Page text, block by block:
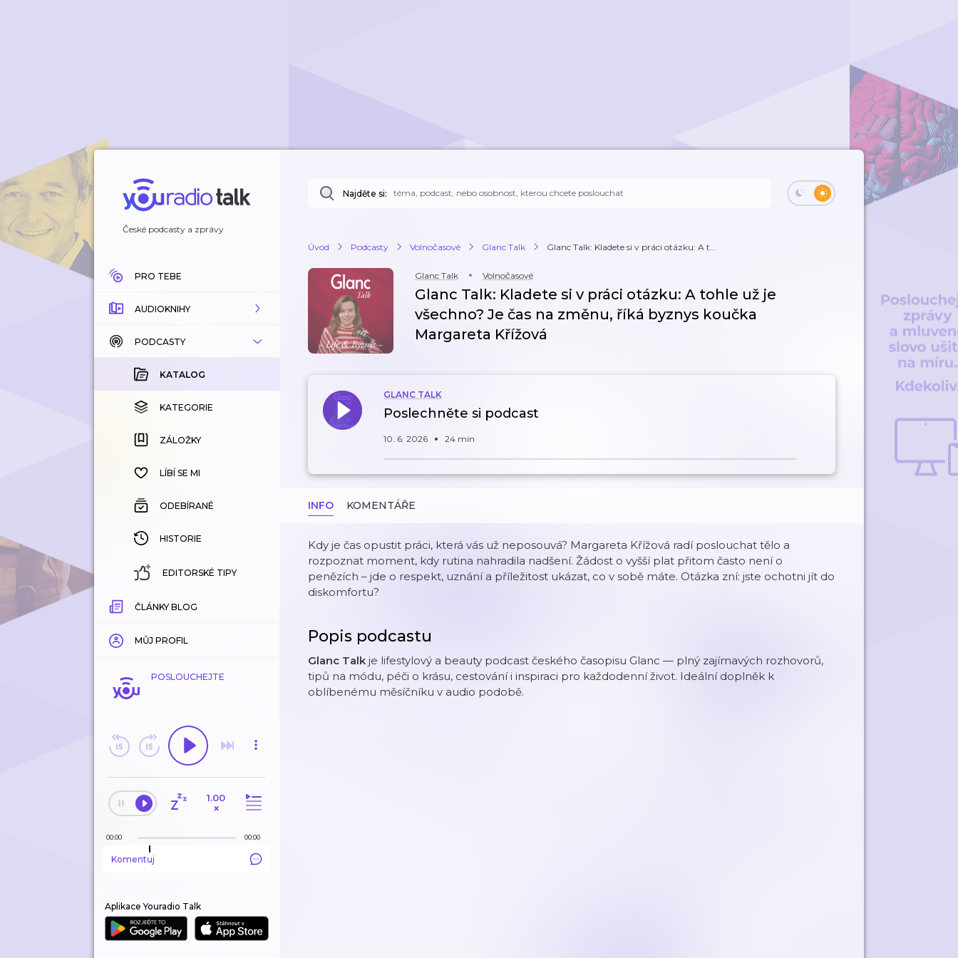
České podcasty a zprávy
PRO TEBE
AUDIOKNIHY
KATALOG
KOUPENÉ
KATEGORIE
ZÁLOŽKY
HISTORIE
PODCASTY
KATALOG
KATEGORIE
ZÁLOŽKY
LÍBÍ SE MI
ODEBÍRANÉ
HISTORIE
EDITORSKÉ TIPY
ČLÁNKY BLOG
MŮJ PROFIL
POSLOUCHEJTE
1.00
×
00:00 00:00
Komentuj
Aplikace Youradio Talk
Najděte si:
Úvod Podcasty Volnočasové Glanc Talk Glanc Talk: Kladete si v práci otázku: A t...
Glanc Talk Volnočasové
Glanc Talk: Kladete si v práci otázku: A tohle už je
všechno? Je čas na změnu, říká byznys koučka
Margareta Křížová
GLANC TALK
Poslechněte si podcast
10. 6. 2026 24 min
INFO KOMENTÁŘE
Kdy je čas opustit práci, která vás už neposouvá? Margareta Křížová radí poslouchat tělo a
rozpoznat moment, kdy rutina nahradila nadšení. Žádost o vyšší plat přitom často není o
penězích – jde o respekt, uznání a příležitost ukázat, co v sobě máte. Otázka zní: jste ochotni jít do
diskomfortu?
Popis podcastu
Glanc Talk je lifestylový a beauty podcast českého časopisu Glanc — plný zajímavých rozhovorů,
tipů na módu, péči o krásu, cestování i inspiraci pro každodenní život. Ideální doplněk k
oblíbenému měsíčníku v audio podobě.